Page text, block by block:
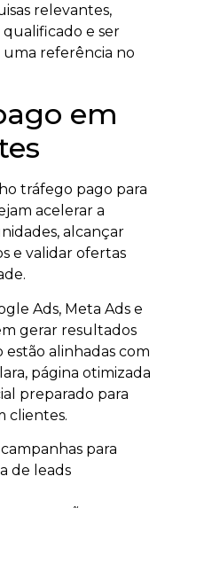
relevantes,
e ser
referência no
em
tráfego pago para
acelerar a
alcançar
e validar ofertas
Ads, Meta Ads e
gerar resultados
alinhadas com
página otimizada
preparado para
clientes.
para
de leads
por